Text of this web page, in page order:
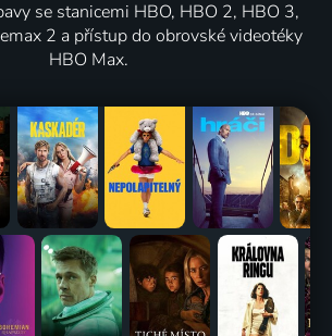
se stanicemi HBO, HBO 2, HBO 3,
2 a přístup do obrovské videotéky
HBO Max.